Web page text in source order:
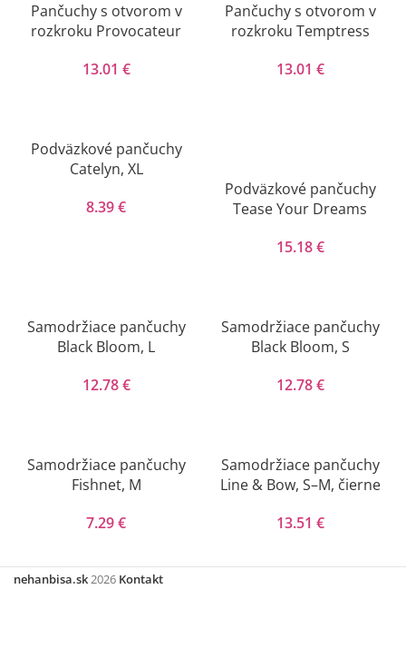
Pančuchy s otvorom v
rozkroku Provocateur
13.01 €
Pančuchy s otvorom v
rozkroku Temptress
13.01 €
Podväzkové pančuchy
Catelyn, XL
8.39€
Podväzkové pančuchy
Tease Your Dreams
15.18€
Samodržiace pančuchy
Black Bloom, L
12.78€
Samodržiace pančuchy
Black Bloom, S
12.78€
Samodržiace pančuchy
Fishnet, M
7.29€
Samodržiace pančuchy
Line & Bow, S–M, čierne
13.51 €
nehanbisa.sk2026 Kontakt